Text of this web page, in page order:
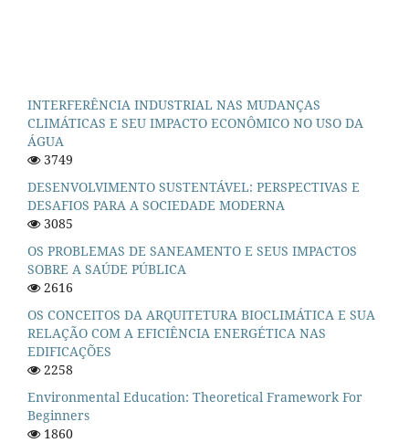
INTERFERÊNCIA INDUSTRIAL NAS MUDANÇAS
CLIMÁTICAS E SEU IMPACTO ECONÔMICO NO USO DA
ÁGUA
3749
DESENVOLVIMENTO SUSTENTÁVEL: PERSPECTIVAS E
DESAFIOS PARA A SOCIEDADE MODERNA
3085
OS PROBLEMAS DE SANEAMENTO E SEUS IMPACTOS
SOBRE A SAÚDE PÚBLICA
2616
OS CONCEITOS DA ARQUITETURA BIOCLIMÁTICA E SUA
RELAÇÃO COM A EFICIÊNCIA ENERGÉTICA NAS
EDIFICAÇÕES
2258
Environmental Education: Theoretical Framework For
Beginners
1860